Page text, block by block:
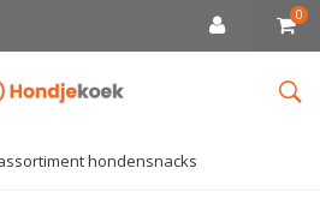
0
hondensnacks